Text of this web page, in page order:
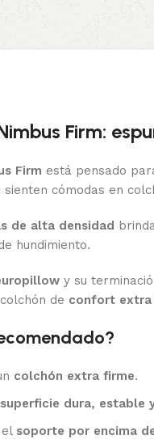
Firm:
Firm está pensado
cómodas en
de alta densidad
hundimiento.
y su
de confort extra
colchón extra firme.
superficie dura, estable
el soporte por encima